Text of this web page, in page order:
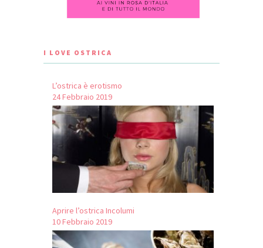
I LOVE OSTRICA
L’ostrica è erotismo
24 Febbraio 2019
Aprire l’ostrica Incolumi
10 Febbraio 2019